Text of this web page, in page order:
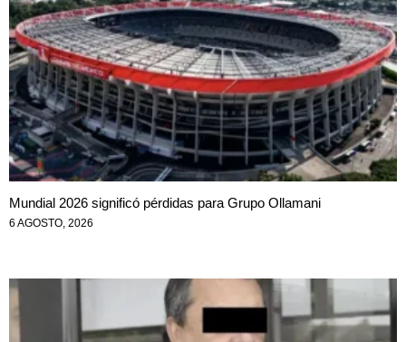
Mundial 2026 significó pérdidas para Grupo Ollamani
6 AGOSTO, 2026